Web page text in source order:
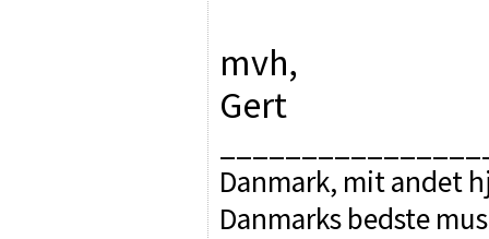
mvh,
Gert
Danmark, mit andet
Danmarks bedste